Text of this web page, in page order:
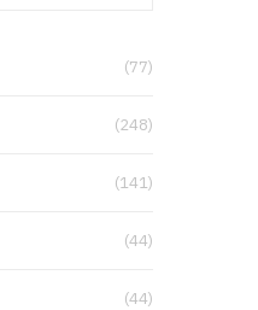
(77)
(248)
(141)
(44)
(44)